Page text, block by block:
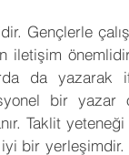
Gençlerle
iletişim
da yazarak
bir
Taklit
bir